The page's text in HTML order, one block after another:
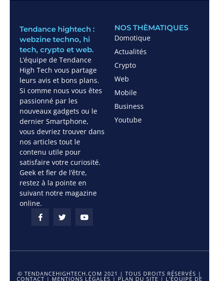
Tendance hightech :
webzine techno, hi
tech, crypto et web.
L’équipe de Tendance
High Tech vous partage
leurs avis et bons plans.
Si comme nous vous êtes
passionné par les
nouveaux gadgets ou le
dernier Smartphone,
vous devriez trouver dans
nos articles tout le
contenu utile pour
satisfaire votre curiosité.
Geek et fier de l’être,
restez à la pointe en
suivant notre magazine
online.
NOS THÈMATIQUES
Domotique
Actualités
Crypto
Web
Mobile
Business
Youtube
© TENDANCEHIGHTECH.COM 2021 | TOUS DROITS RÉSERVÉS |
CONTACT | MENTIONS LÉGALES | PLAN DU SITE | L'ÉQUIPE DE